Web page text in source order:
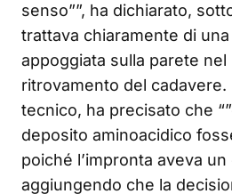
senso””, ha dichiarato,
trattava chiaramente di
appoggiata sulla parete nel
ritrovamento del cadavere.
tecnico, ha precisato che
deposito aminoacidico
poiché l’impronta aveva un
aggiungendo che la